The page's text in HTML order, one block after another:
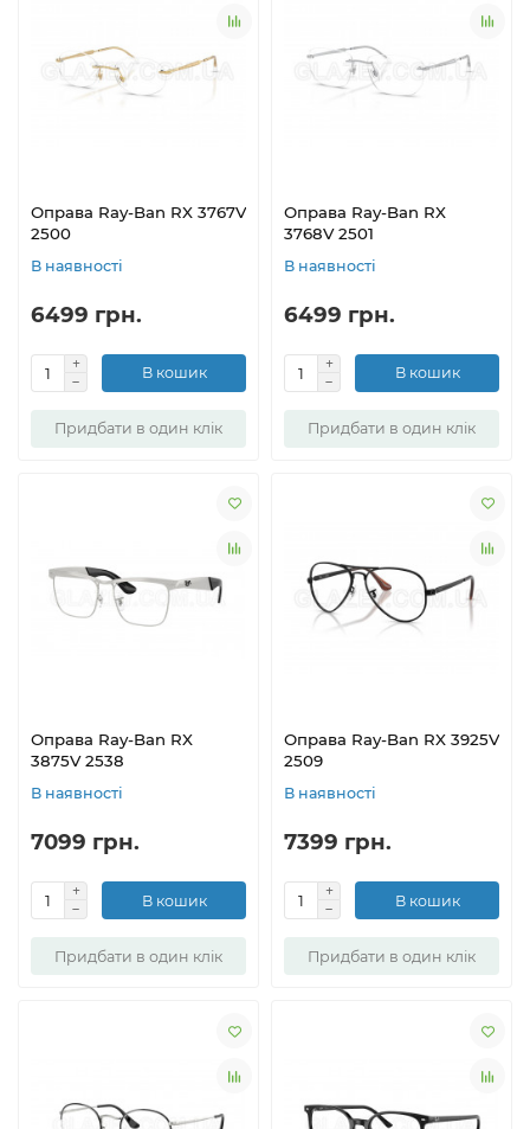
Оправа Ray-Ban RX 3767V
2500
В наявності
6499 грн.
В кошик
Придбати в один клік
Оправа Ray-Ban RX
3768V 2501
В наявності
6499 грн.
В кошик
Придбати в один клік
Оправа Ray-Ban RX
3875V 2538
В наявності
7099 грн.
В кошик
Придбати в один клік
Оправа Ray-Ban RX 3925V
2509
В наявності
7399 грн.
В кошик
Придбати в один клік